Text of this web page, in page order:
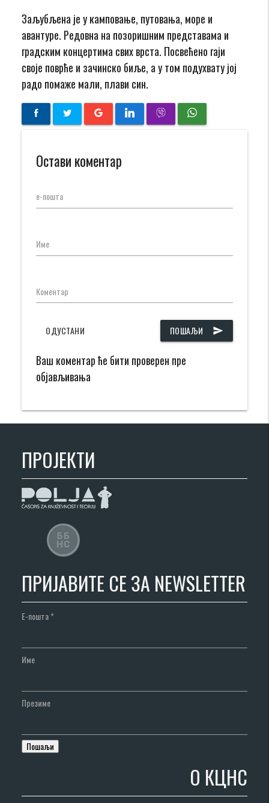
Заљубљена је у камповање, путовања, море и
авантуре. Редовна на позоришним представама и
градским концертима свих врста. Посвећено гаји
своје поврће и зачинско биље, а у том подухвату јој
радо помаже мали, плави син.
Остави коментар
е-пошта
Име
Коментар
ПОШАЉИ send
ОДУСТАНИ
Ваш коментар ће бити проверен пре
објављивања
ПРОЈЕКТИ
ПРИЈАВИТЕ СЕ ЗА NEWSLETTER
Е-пошта*
Име
Презиме
О КЦНС